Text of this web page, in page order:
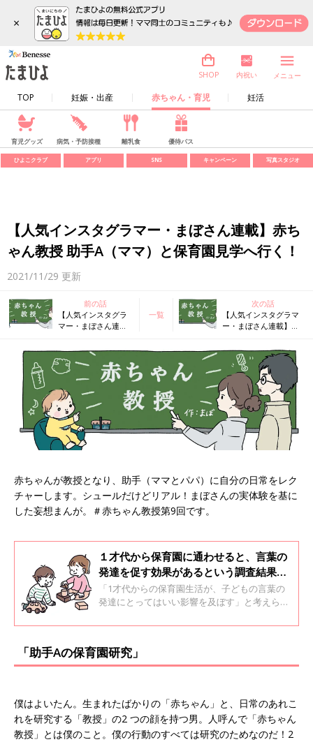
×
TOP 妊娠・出産 赤ちゃん・育児 妊活
SHOP 内祝い メニュー
育児グッズ 病気・予防接種 離乳食 優待パス
ひよこクラブ アプリ SNS キャンペーン 写真スタジオ
【人気インスタグラマー・まぼさん連載】赤ち
ゃん教授 助手A（ママ）と保育園見学へ行く！
2021/11/29 更新
前の話
【人気インスタグラ
マー・まぼさん連
サミットへ～児童館
は最も優れた学びの
場！？
一覧
次の話
【人気インスタグラマ
ー・まぼさん連載】後
うになったこととは？
赤ちゃんが教授となり、助手（ママとパパ）に自分の日常をレク
チャーします。シュールだけどリアル！まぼさんの実体験を基に
した妄想まんが。＃赤ちゃん教授第9回です。
１才代から保育園に通わせると、言葉の
発達を促す効果があるという調査結果
が?！【専門家】
「1才代からの保育園生活が、子どもの言葉の
発達にとってはいい影響を及ぼす」と考えられ
保育園に通わせる予定の家庭も多いのではない
「助手Aの保育園研究」
僕はよいたん。生まれたばかりの「赤ちゃん」と、日常のあれこ
れを研究する「教授」の2 つの顔を持つ男。人呼んで「赤ちゃん
教授」とは僕のこと。僕の行動のすべては研究のためなのだ！2